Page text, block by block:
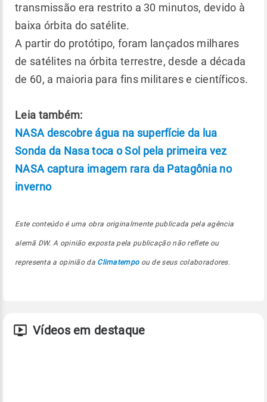
transmissão era restrito a 30 minutos, devido à
baixa órbita do satélite.
A partir do protótipo, foram lançados milhares
de satélites na órbita terrestre, desde a década
de 60, a maioria para fins militares e científicos.
Leia também:
NASA descobre água na superfície da lua
Sonda da Nasa toca o Sol pela primeira vez
NASA captura imagem rara da Patagônia no
inverno
Este conteúdo é uma obra originalmente publicada pela agência
alemã DW. A opinião exposta pela publicação não reflete ou
representa a opinião da Climatempoou de seus colaboradores.
Vídeos em destaque